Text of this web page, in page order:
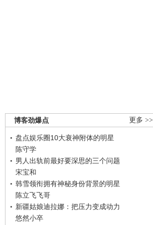
更多 >>
博客劲爆点
盘点娱乐圈10大衰神附体的明星
陈守学
男人出轨前最好要深思的三个问题
宋宝和
韩雪领衔拥有神秘身份背景的明星
陈立飞飞哥
新疆姑娘迪拉娜：把压力变成动力
悠然小卒